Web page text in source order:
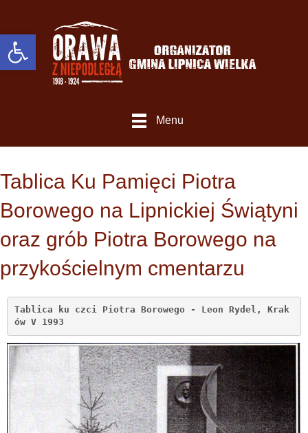
Otwórz Pasek narzędzi
Menu
Tablica Ku Pamięci Piotra
Borowego na Lipnickiej Świątyni
oraz grób Piotra Borowego na
przykościelnym cmentarzu
Tablica ku czci Piotra Borowego - Leon Rydel, Krak
ów V 1993